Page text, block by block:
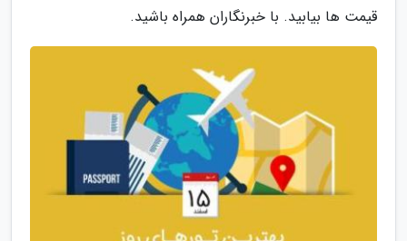
قیمت ها بیابید. با خبرنگاران همراه باشید.